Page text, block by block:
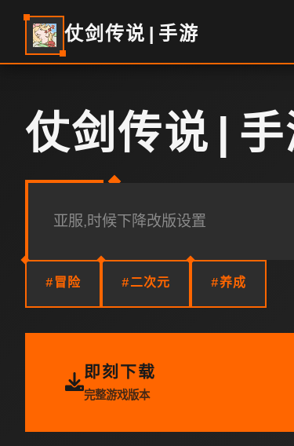
仗剑传说|手游
仗剑传说|手
亚服,时候下降改版设置
#冒险 #二次元 #养成
即刻下载
完整游戏版本